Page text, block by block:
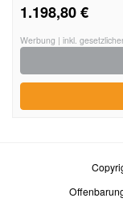
1.198,80 €
Werbung | inkl.